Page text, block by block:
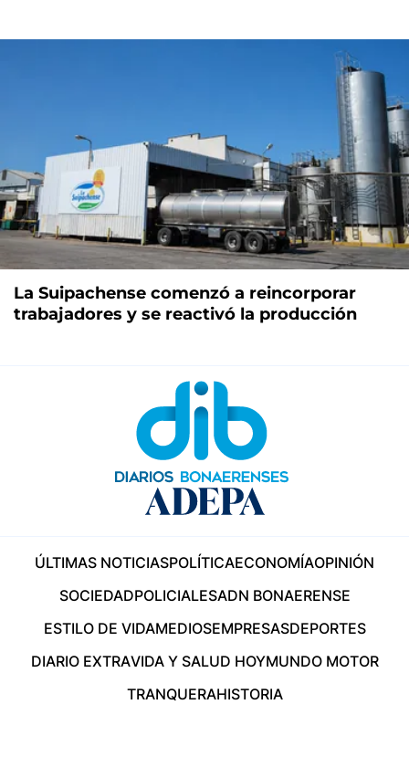
La Suipachense comenzó a reincorporar
trabajadores y se reactivó la producción
ÚLTIMAS NOTICIASPOLÍTICAECONOMÍAOPINIÓN
SOCIEDADPOLICIALESADN BONAERENSE
ESTILO DE VIDAMEDIOSEMPRESASDEPORTES
DIARIO EXTRAVIDA Y SALUD HOYMUNDO MOTOR
TRANQUERAHISTORIA